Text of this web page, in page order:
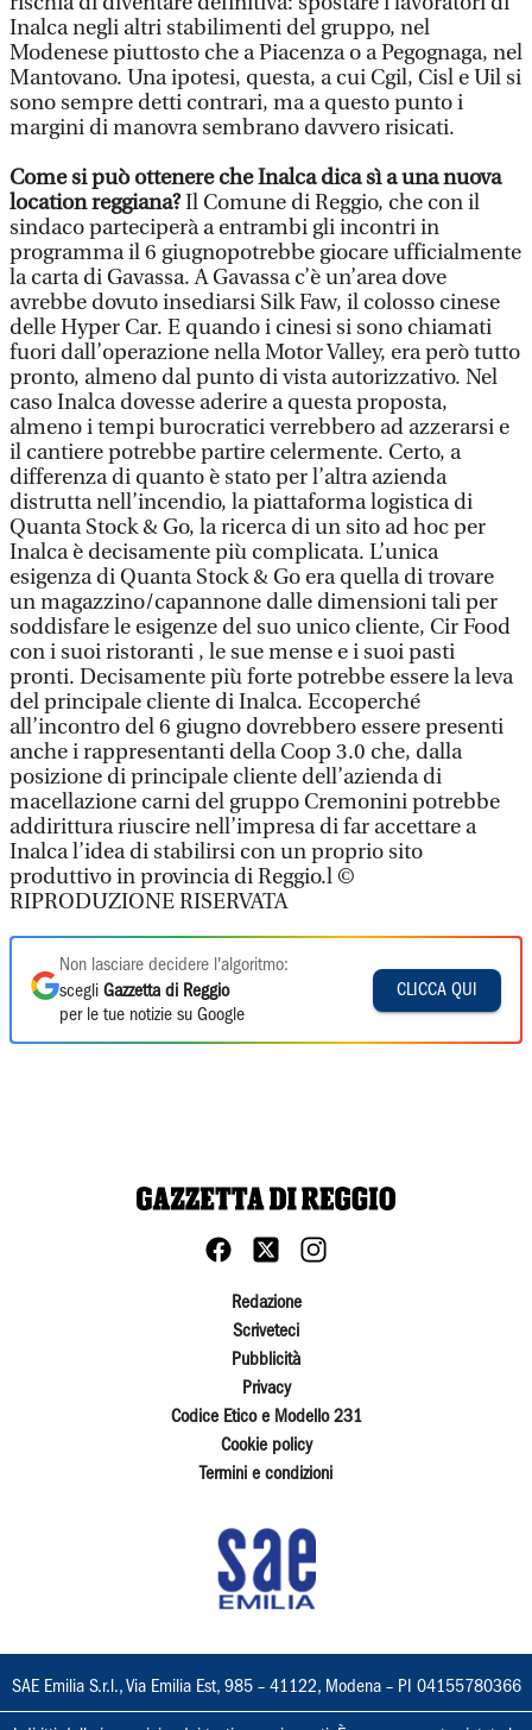
Inalca negli altri stabilimenti del gruppo, nel
Modenese piuttosto che a Piacenza o a Pegognaga, nel
Mantovano. Una ipotesi, questa, a cui Cgil, Cisl e Uil si
sono sempre detti contrari, ma a questo punto i
margini di manovra sembrano davvero risicati.
Come si può ottenere che Inalca dica sì a una nuova
location reggiana?Il Comune di Reggio, che con il
sindaco parteciperà a entrambi gli incontri in
programma il 6 giugnopotrebbe giocare ufficialmente
la carta di Gavassa. A Gavassa c’è un’area dove
avrebbe dovuto insediarsi Silk Faw, il colosso cinese
delle Hyper Car. E quando i cinesi si sono chiamati
fuori dall’operazione nella Motor Valley, era però tutto
pronto, almeno dal punto di vista autorizzativo. Nel
caso Inalca dovesse aderire a questa proposta,
almeno i tempi burocratici verrebbero ad azzerarsi e
il cantiere potrebbe partire celermente. Certo, a
differenza di quanto è stato per l’altra azienda
distrutta nell’incendio, la piattaforma logistica di
Quanta Stock & Go, la ricerca di un sito ad hoc per
Inalca è decisamente più complicata. L’unica
esigenza di Quanta Stock & Go era quella di trovare
un magazzino/capannone dalle dimensioni tali per
soddisfare le esigenze del suo unico cliente, Cir Food
con i suoi ristoranti , le sue mense e i suoi pasti
pronti. Decisamente più forte potrebbe essere la leva
del principale cliente di Inalca. Eccoperché
all’incontro del 6 giugno dovrebbero essere presenti
anche i rappresentanti della Coop 3.0 che, dalla
posizione di principale cliente dell’azienda di
macellazione carni del gruppo Cremonini potrebbe
addirittura riuscire nell’impresa di far accettare a
Inalca l’idea di stabilirsi con un proprio sito
produttivo in provincia di Reggio.l ©
RIPRODUZIONE RISERVATA
Non lasciare decidere l'algoritmo:
scegli Gazzetta di Reggio
per le tue notizie su Google
CLICCA QUI
Redazione
Scriveteci
Pubblicità
Privacy
Codice Etico e Modello 231
Cookie policy
Termini e condizioni
SAE Emilia S.r.l., Via Emilia Est, 985 – 41122, Modena – PI 04155780366